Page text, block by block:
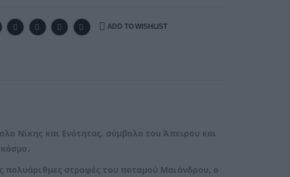
ADD TO WISHLIST
Νίκης και Ενότητας, σύμβολο του Άπειρου και
στροφές του ποταμού Μαιάνδρου, ο